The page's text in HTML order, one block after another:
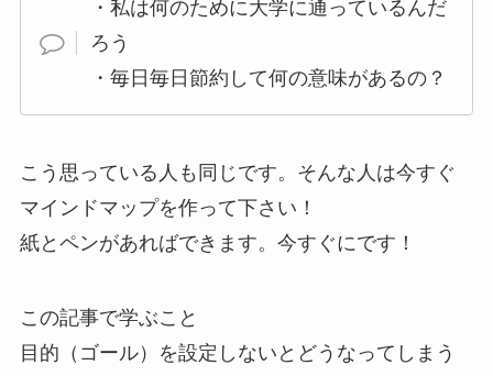
・私は何のために大学に通っているんだ
ろう
・毎日毎日節約して何の意味があるの？
こう思っている人も同じです。そんな人は今すぐ
マインドマップを作って下さい！
紙とペンがあればできます。今すぐにです！
この記事で学ぶこと
目的（ゴール）を設定しないとどうなってしまう